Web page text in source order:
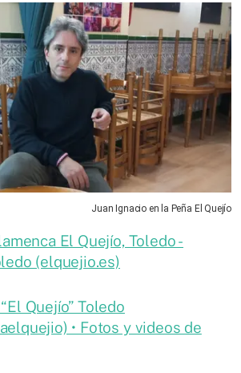
Juan Ignacio en la Peña El Quejío
El Quejío, Toledo -
(elquejio.es)
Quejío” Toledo
• Fotos y videos de